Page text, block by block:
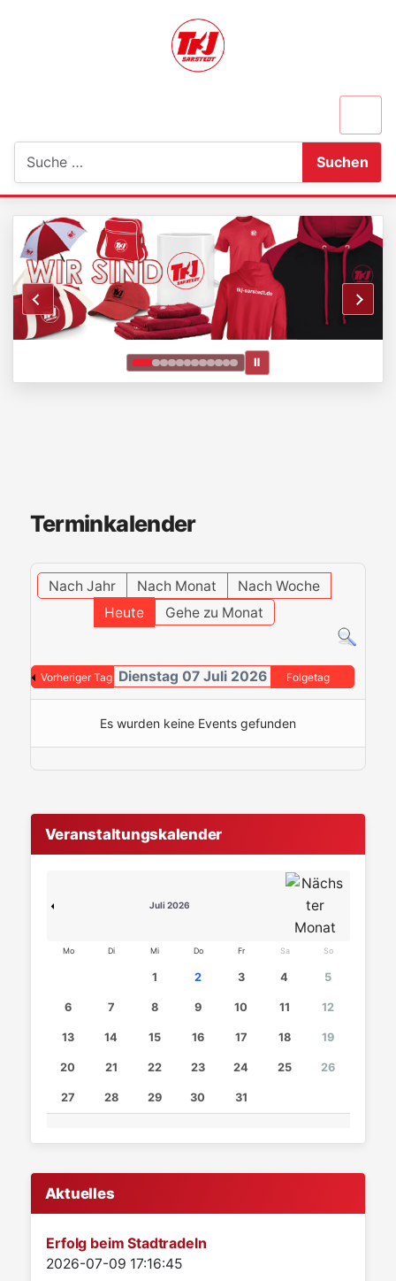
Suchen
Ⅱ
Terminkalender
Nach Jahr Nach Monat
Nach Woche
Heute
Gehe zu Monat
Vorheriger Tag Dienstag 07 Juli 2026 Folgetag
Es wurden keine Events gefunden
Veranstaltungskalender
Juli 2026
Mo Di Mi Do Fr Sa So
1 2 3 4 5
6 7 8 9 10 11 12
13 14 15 16 17 18 19
20 21 22 23 24 25 26
27 28 29 30 31
Aktuelles
Erfolg beim Stadtradeln
Details
2026-07-09 17:16:45